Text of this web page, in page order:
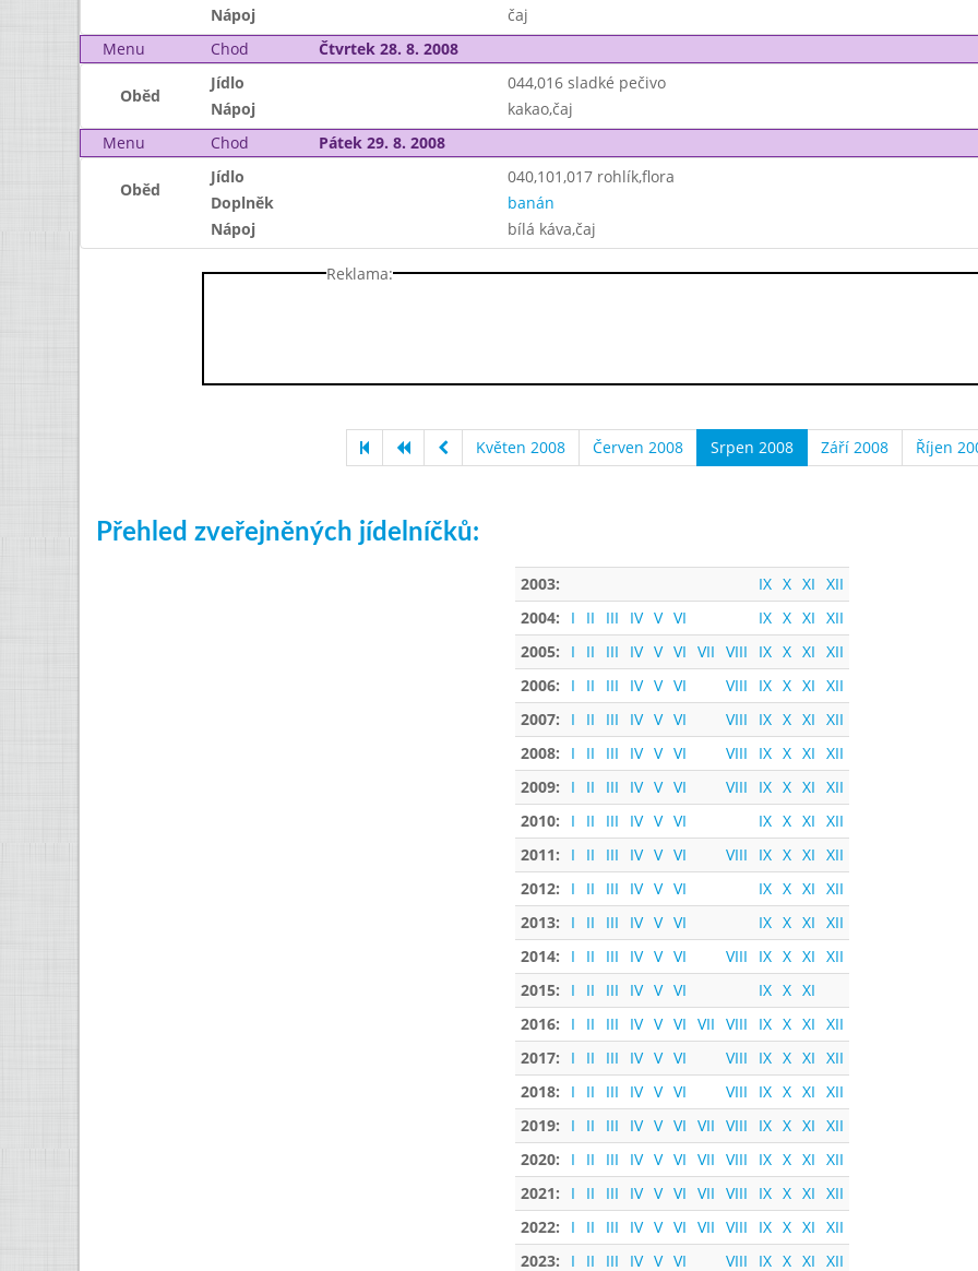
Nápoj
čaj
Menu
Chod Čtvrtek 28. 8. 2008
Oběd
Jídlo
044,016 sladké pečivo
Nápoj
kakao,čaj
Menu
Chod Pátek 29. 8. 2008
Oběd
Jídlo
040,101,017 rohlík,flora
Doplněk
banán
Nápoj
bílá káva,čaj
Reklama:
Květen 2008 Červen 2008 Srpen 2008 Září 2008 Říjen
Přehled zveřejněných jídelníčků:
2003: IX X XI XII
2004:
I II III IV V VI IX X XI XII
2005:
I II III IV V VI VII VIII IX X XI XII
2006:
I II III IV V VI VIII IX X XI XII
2007:
I II III IV V VI VIII IX X XI XII
2008:
I II III IV V VI VIII IX X XI XII
2009:
I II III IV V VI VIII IX X XI XII
2010:
I II III IV V VI IX X XI XII
2011:
I II III IV V VI VIII IX X XI XII
2012:
I II III IV V VI IX X XI XII
2013:
I II III IV V VI IX X XI XII
2014:
I II III IV V VI VIII IX X XI XII
2015:
I II III IV V VI IX X XI
2016:
I II III IV V VI VII VIII IX X XI XII
2017:
I II III IV V VI VIII IX X XI XII
2018:
I II III IV V VI VIII IX X XI XII
2019:
I II III IV V VI VII VIII IX X XI XII
2020:
I II III IV V VI VII VIII IX X XI XII
2021:
I II III IV V VI VII VIII IX X XI XII
2022:
I II III IV V VI VII VIII IX X XI XII
2023:
I II III IV V VI VIII IX X XI XII